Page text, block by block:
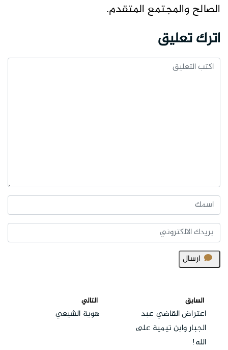
الصالح والمجتمع المتقدم.
اترك تعليق
ارسال
السابق
اعتراض القاضي عبد
الجبار وابن تيمية على
الله!
التالي
هوية الشيعي